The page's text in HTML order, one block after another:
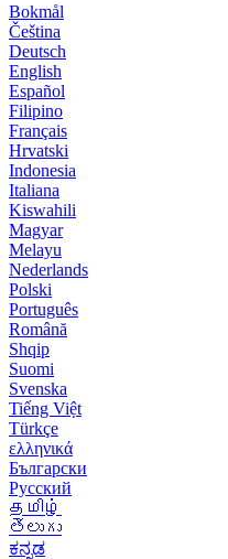
Bokmål
Čeština
Deutsch
English
Español
Filipino
Français
Hrvatski
Indonesia
Italiana
Kiswahili
Magyar
Melayu
Nederlands
Polski
Português
Română
Shqip
Suomi
Svenska
Tiếng Việt
Türkçe
ελληνικά
Български
Русский
தமிழ்
తెలుగు
ಕನ್ನಡ